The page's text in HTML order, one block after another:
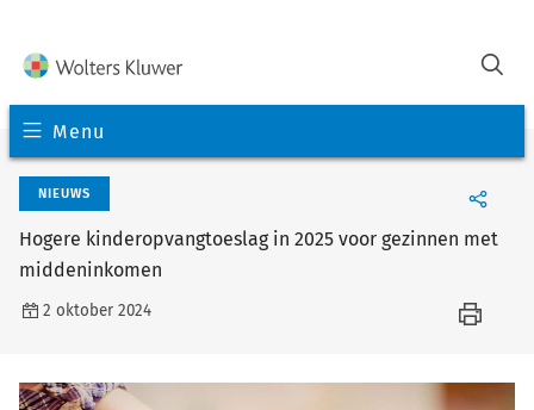
Menu
NIEUWS
Hogere kinderopvangtoeslag in 2025 voor gezinnen met
middeninkomen
2 oktober 2024